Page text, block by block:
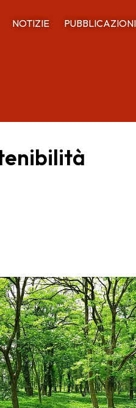
NOTIZIE PUBBLICAZIONI